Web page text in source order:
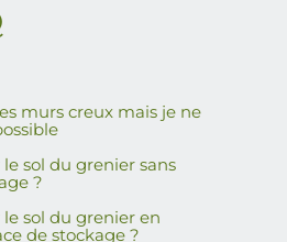
murs creux mais je ne
sol du grenier sans
?
sol du grenier en
de stockage ?